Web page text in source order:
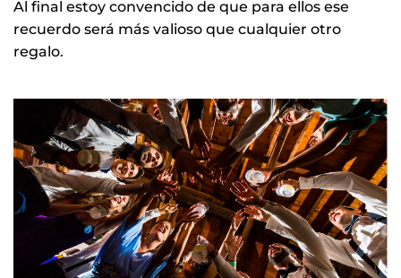
Al final estoy convencido de que para ellos ese
recuerdo será más valioso que cualquier otro
regalo.